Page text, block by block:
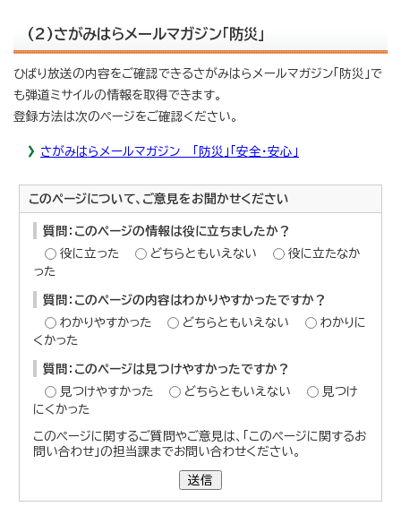
(2)さがみはらメールマガジン「防災」
ひばり放送の内容をご確認できるさがみはらメールマガジン「防災」で
も弾道ミサイルの情報を取得できます。
登録方法は次のページをご確認ください。
さがみはらメールマガジン 「防災」「安全・安心」
このページについて、ご意見をお聞かせください
質問：このページの情報は役に立ちましたか？
役に立った
どちらともいえない
役に立たなか
った
質問：このページの内容はわかりやすかったですか？
わかりやすかった
どちらともいえない
わかりに
くかった
質問：このページは見つけやすかったですか？
見つけやすかった
どちらともいえない
見つけ
にくかった
このページに関するご質問やご意見は、「このページに関するお
問い合わせ」の担当課までお問い合わせください。
送信